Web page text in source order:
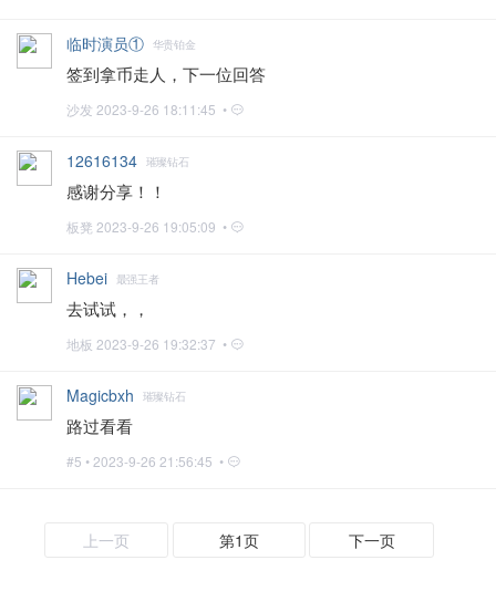
临时演员① 华贵铂金
签到拿币走人，下一位回答
沙发 2023-9-26 18:11:45 •
12616134 璀璨钻石
感谢分享！！
板凳 2023-9-26 19:05:09 •
Hebei 最强王者
去试试，，
地板 2023-9-26 19:32:37 •
Magicbxh 璀璨钻石
路过看看
#5 • 2023-9-26 21:56:45 •
上一页 第1页 下一页